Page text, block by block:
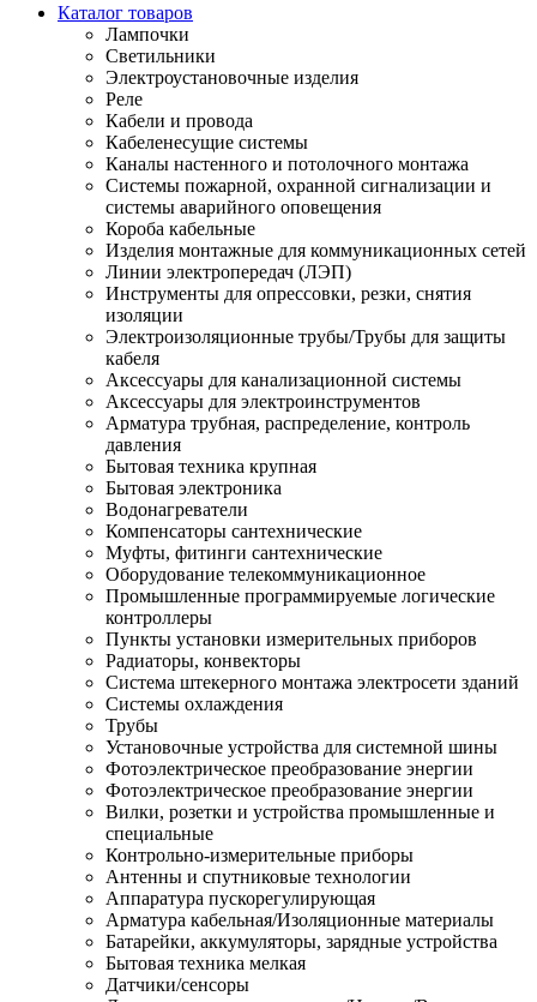
Каталог товаров
Лампочки
Светильники
Электроустановочные изделия
Реле
Кабели и провода
Кабеленесущие системы
Каналы настенного и потолочного монтажа
Системы пожарной, охранной сигнализации и
системы аварийного оповещения
Короба кабельные
Изделия монтажные для коммуникационных сетей
Линии электропередач (ЛЭП)
Инструменты для опрессовки, резки, снятия
изоляции
Электроизоляционные трубы/Трубы для защиты
кабеля
Аксессуары для канализационной системы
Аксессуары для электроинструментов
Арматура трубная, распределение, контроль
давления
Бытовая техника крупная
Бытовая электроника
Водонагреватели
Компенсаторы сантехнические
Муфты, фитинги сантехнические
Оборудование телекоммуникационное
Промышленные программируемые логические
контроллеры
Пункты установки измерительных приборов
Радиаторы, конвекторы
Система штекерного монтажа электросети зданий
Системы охлаждения
Трубы
Установочные устройства для системной шины
Фотоэлектрическое преобразование энергии
Фотоэлектрическое преобразование энергии
Вилки, розетки и устройства промышленные и
специальные
Контрольно-измерительные приборы
Антенны и спутниковые технологии
Аппаратура пускорегулирующая
Арматура кабельная/Изоляционные материалы
Батарейки, аккумуляторы, зарядные устройства
Бытовая техника мелкая
Датчики/сенсоры